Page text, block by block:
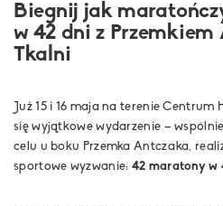
Biegnij jak
w 42 dni z
Tkalni
Już 15 i 16 maja na terenie
się wyjątkowe wydarzenie –
celu u boku Przemka Antczaka,
sportowe wyzwanie: 42 maratony w